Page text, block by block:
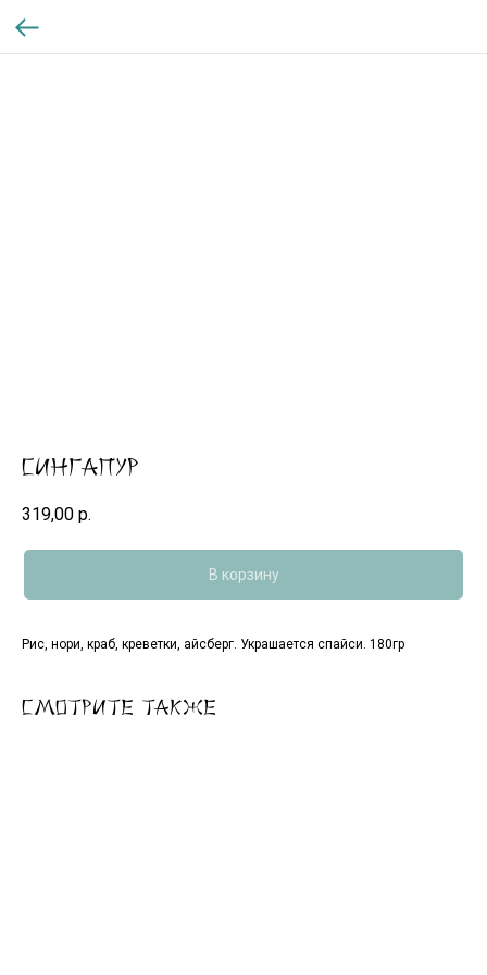
Сингапур
319,00 р.
В корзину
Рис, нори, краб, креветки, айсберг. Украшается спайси. 180гр
Смотрите также